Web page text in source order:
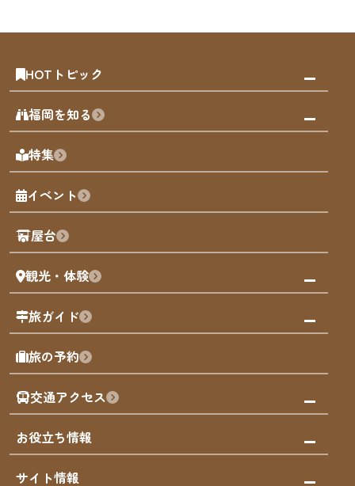
HOTトピック
みんなの旅行記
天神エリア
博多旧市街
福岡城
歴史・文化
福岡を知る
福岡の見どころ
福岡の魅力
観光カレンダー
観光PR動画
まち歩き
福岡グルメ
福岡を楽しむ
福岡のアート
福岡のナイトタイム
福岡の歴史・文化
サステナブルツーリズム
福岡検定
特集
イベント
屋台
観光・体験
観る・遊ぶ
屋台
買う
体験
泊まる
旅ガイド
モデルコース
AIおまかせコース
オリジナルプラン
みんなの旅行記
旅の予約
交通アクセス
市内交通ガイド
お得なチケット
お役立ち情報
お知らせ
サイト情報